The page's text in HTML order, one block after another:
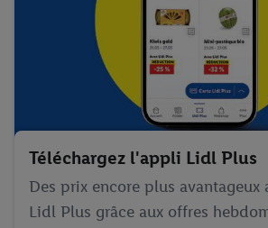
Téléchargez l'appli Lidl Plus
Des prix encore plus avantageux
Lidl Plus grâce aux offres